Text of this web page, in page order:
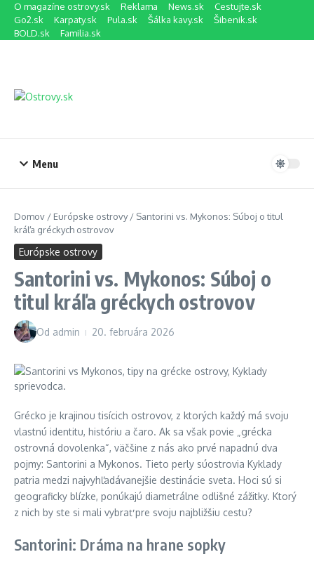
Preskočiť na obsah
O magazíne ostrovy.sk Reklama News.sk
Cestujte.sk
Go2.sk
Karpaty.sk Pula.sk Šálka kavy.sk
Šibenik.sk
BOLD.sk
Familia.sk
Menu
Domov / Európske ostrovy/ Santorini vs. Mykonos: Súboj o titul
kráľa gréckych ostrovov
Európske ostrovy
Santorini vs. Mykonos: Súboj o
titul kráľa gréckych ostrovov
Od admin 20. februára 2026
Grécko je krajinou tisícich ostrovov, z ktorých každý má svoju
vlastnú identitu, históriu a čaro. Ak sa však povie „grécka
ostrovná dovolenka“, väčšine z nás ako prvé napadnú dva
pojmy: Santorini a Mykonos. Tieto perly súostrovia Kyklady
patria medzi najvyhľadávanejšie destinácie sveta. Hoci sú si
geograficky blízke, ponúkajú diametrálne odlišné zážitky. Ktorý
z nich by ste si mali vybrať pre svoju najbližšiu cestu?
Santorini: Dráma na hrane sopky